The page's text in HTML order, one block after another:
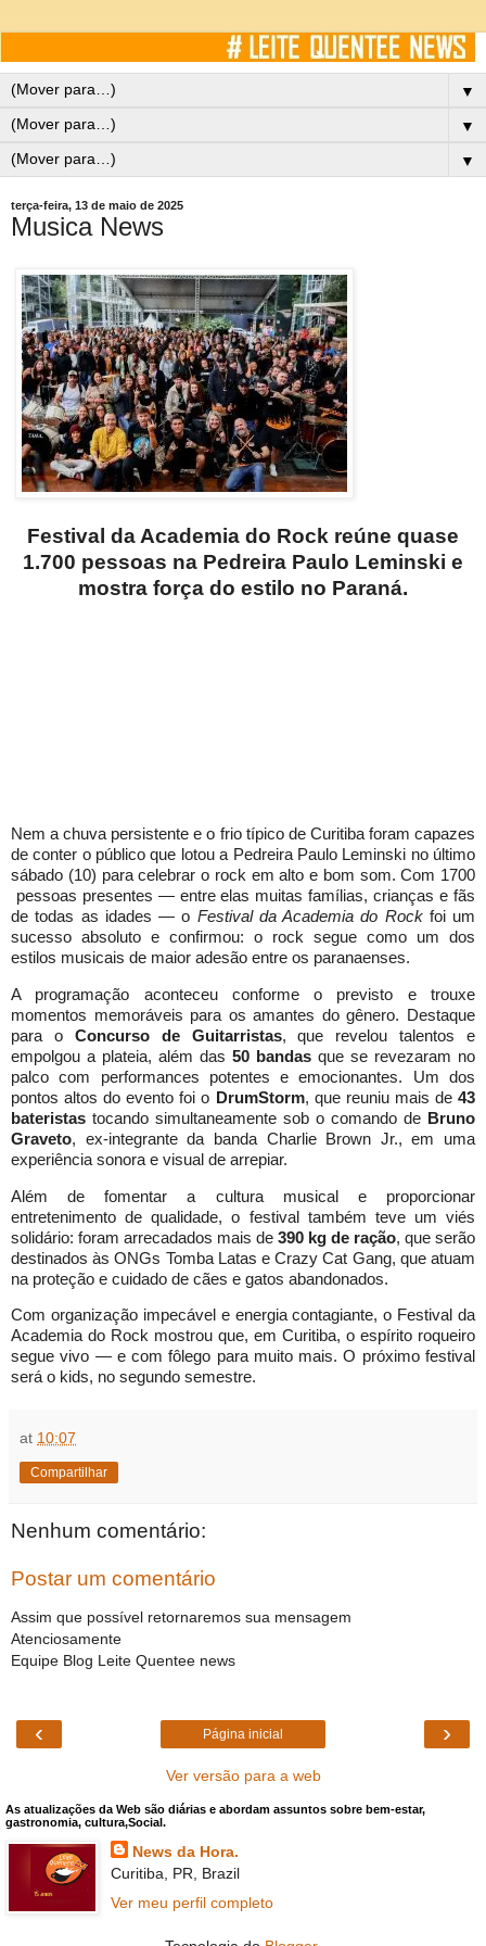
▼
▼
▼
terça-feira, 13 de maio de 2025
Musica News
Festival da Academia do Rock reúne quase
1.700 pessoas na Pedreira Paulo Leminski e
mostra força do estilo no Paraná.
Nem a chuva persistente e o frio típico de Curitiba foram capazes
de conter o público que lotou a Pedreira Paulo Leminski no último
sábado (10) para celebrar o rock em alto e bom som. Com 1700
pessoas presentes — entre elas muitas famílias, crianças e fãs
de todas as idades — o Festival da Academia do Rockfoi um
sucesso absoluto e confirmou: o rock segue como um dos
estilos musicais de maior adesão entre os paranaenses.
A programação aconteceu conforme o previsto e trouxe
momentos memoráveis para os amantes do gênero. Destaque
para o Concurso de Guitarristas, que revelou talentos e
empolgou a plateia, além das 50 bandas que se revezaram no
palco com performances potentes e emocionantes. Um dos
pontos altos do evento foi o DrumStorm, que reuniu mais de43
bateristas tocando simultaneamente sob o comando de Bruno
Graveto, ex-integrante da banda Charlie Brown Jr., em uma
experiência sonora e visual de arrepiar.
Além de fomentar a cultura musical e proporcionar
entretenimento de qualidade, o festival também teve um viés
solidário: foram arrecadados mais de 390 kg de ração, que serão
destinados às ONGs Tomba Latas e Crazy Cat Gang, que atuam
na proteção e cuidado de cães e gatos abandonados.
Com organização impecável e energia contagiante, o Festival da
Academia do Rock mostrou que, em Curitiba, o espírito roqueiro
segue vivo — e com fôlego para muito mais. O próximo festival
será o kids, no segundo semestre.
at 10:07
Compartilhar
Nenhum comentário:
Postar um comentário
Assim que possível retornaremos sua mensagem
Atenciosamente
Equipe Blog Leite Quentee news
‹ ›
Página inicial
Ver versão para a web
As atualizações da Web são diárias e abordam assuntos sobre bem-estar,
gastronomia, cultura,Social.
News da Hora.
Curitiba, PR, Brazil
Ver meu perfil completo